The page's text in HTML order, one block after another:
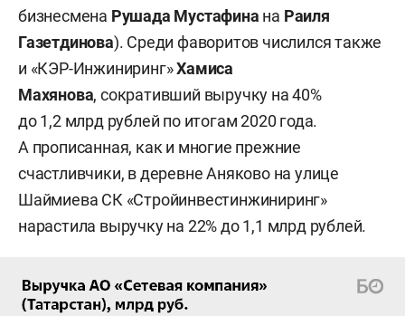
бизнесмена Рушада Мустафина на Раиля
Газетдинова). Среди фаворитов числился также
и «КЭР-Инжиниринг»Хамиса
Махянова, сокративший выручку на 40%
до 1,2 млрд рублей по итогам 2020 года.
А прописанная, как и многие прежние
счастливчики, в деревне Аняково на улице
Шаймиева СК «Стройинвестинжиниринг»
нарастила выручку на 22% до 1,1 млрд рублей.